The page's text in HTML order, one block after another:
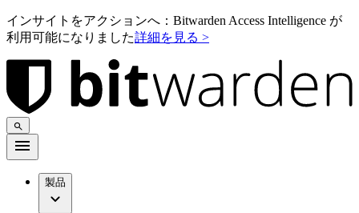
インサイトをアクションへ：Bitwarden Access Intelligence が
利用可能になりました詳細を見る >
製品